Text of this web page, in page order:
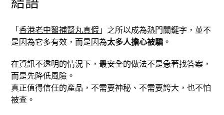
「香港老中醫補腎丸真假 」之所以成為熱門關鍵字，並不
是因為它多有效，而是因為太多人擔心被騙 。
在資訊不透明的情況下，最安全的做法不是急著找答案，
而是先降低風險。
真正值得信任的產品，不需要神秘、不需要誇大，也不怕
被查。